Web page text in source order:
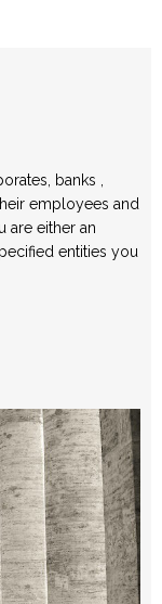
banks ,
employees and
are either an
entities you